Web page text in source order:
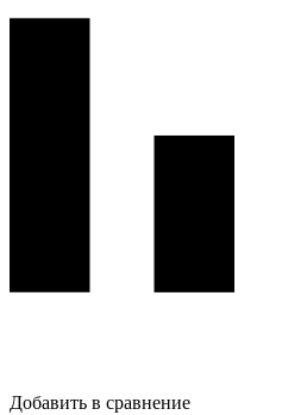
Добавить в сравнение